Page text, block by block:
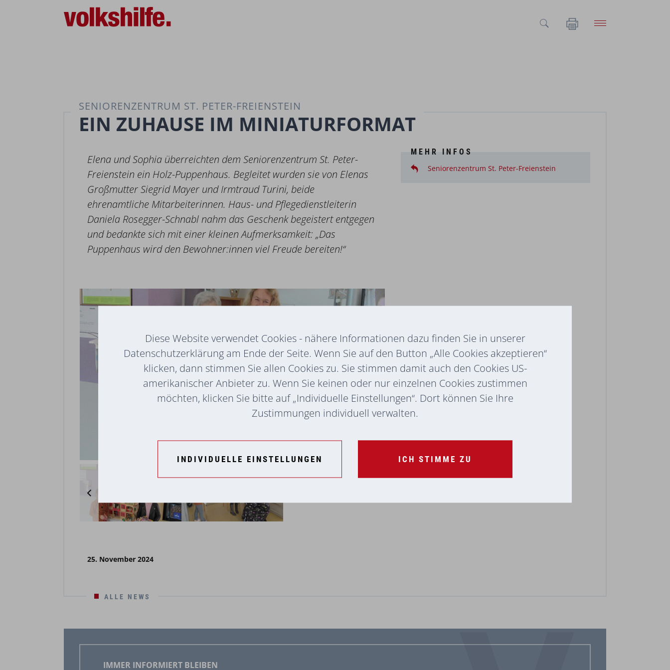
SENIORENZENTRUM ST. PETER-FREIENSTEIN
EIN ZUHAUSE IM MINIATURFORMAT
Elena und Sophia überreichten dem Seniorenzentrum St. Peter-
Freienstein ein Holz-Puppenhaus. Begleitet wurden sie von Elenas
Großmutter Siegrid Mayer und Irmtraud Turini, beide
ehrenamtliche Mitarbeiterinnen. Haus- und Pflegedienstleiterin
Daniela Rosegger-Schnabl nahm das Geschenk begeistert entgegen
und bedankte sich mit einer kleinen Aufmerksamkeit: „Das
Puppenhaus wird den Bewohner:innen viel Freude bereiten!“
25. November 2024
MEHR INFOS
Seniorenzentrum St. Peter-Freienstein
ALLE NEWS
IMMER INFORMIERT BLEIBEN
Diese Website verwendet Cookies - nähere Informationen dazu finden Sie in unserer
Datenschutzerklärung am Ende der Seite. Wenn Sie auf den Button „Alle Cookies akzeptieren“
klicken, dann stimmen Sie allen Cookies zu. Sie stimmen damit auch den Cookies US-
amerikanischer Anbieter zu. Wenn Sie keinen oder nur einzelnen Cookies zustimmen
möchten, klicken Sie bitte auf „Individuelle Einstellungen“. Dort können Sie Ihre
Zustimmungen individuell verwalten.
INDIVIDUELLE EINSTELLUNGEN ICH STIMME ZU